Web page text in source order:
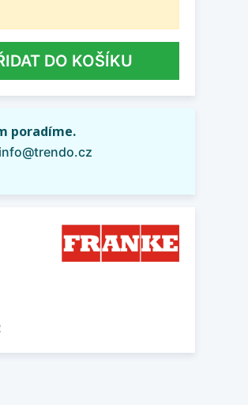
DO KOŠÍKU
poradíme.
info@trendo.cz